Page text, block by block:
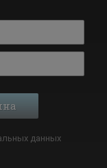
данных